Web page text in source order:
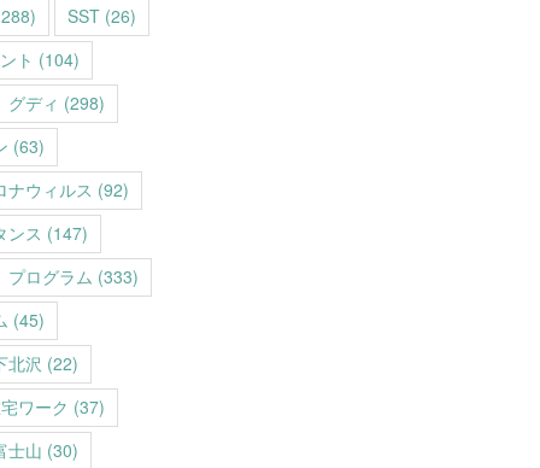
SST (26)
ト (104)
グディ (298)
(63)
ナウィルス (92)
ンス (147)
プログラム (333)
(45)
北沢 (22)
ワーク (37)
士山 (30)